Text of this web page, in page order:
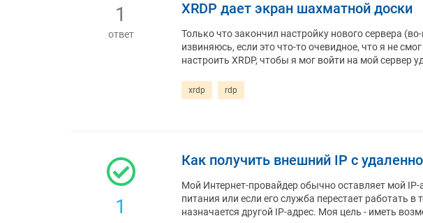
1
ответ
XRDP дает экран шахматной доски
Только что закончил настройку нового сервера
извиняюсь, если это что-то очевидное, что я не
настроить XRDP, чтобы я мог войти на мой сервер
xrdp rdp
1
Как получить внешний IP с
Мой Интернет-провайдер обычно оставляет мой
питания или если его служба перестает работать
назначается другой IP-адрес. Моя цель - иметь